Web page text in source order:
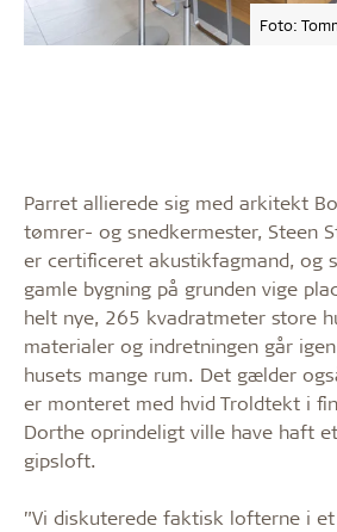
Foto:
Parret allierede sig med arkitekt
tømrer- og snedkermester, Steen
er certificeret akustikfagmand, og
gamle bygning på grunden vige
helt nye, 265 kvadratmeter store
materialer og indretningen går
husets mange rum. Det gælder
er monteret med hvid Troldtekt i
Dorthe oprindeligt ville have haft
gipsloft.
”Vi diskuterede faktisk lofterne i